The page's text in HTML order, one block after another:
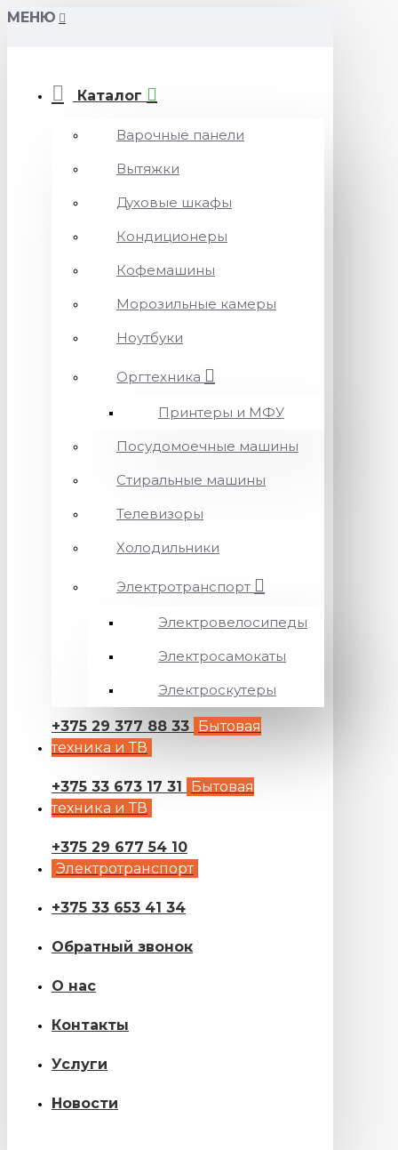
МЕНЮ
Каталог
Варочные панели
Вытяжки
Духовые шкафы
Кондиционеры
Кофемашины
Морозильные камеры
Ноутбуки
Оргтехника
Принтеры и МФУ
Посудомоечные машины
Стиральные машины
Телевизоры
Холодильники
Электротранспорт
Электровелосипеды
Электросамокаты
Электроскутеры
+375 29 377 88 33 Бытовая
техника и ТВ
+375 33 673 17 31
Бытовая
техника и ТВ
+375 29 677 54 10
Электротранспорт
+375 33 653 41 34
Обратный звонок
О нас
Контакты
Услуги
Новости